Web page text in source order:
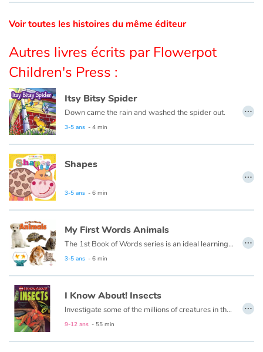
Catalogue anglais
Contraste +
Aide
Accueil
Famille
Écoles
Médiathèques
Vidéos & Tutoriaux
Blog
Actualités
Voir toutes les histoires du même éditeur
Autres livres écrits par Flowerpot
Children's Press :
Itsy Bitsy Spider
Down came the rain and washed the spider out.
3-5 ans - 4 min
…
Shapes
3-5 ans - 6 min
…
My First Words Animals
The 1st Book of Words series is an ideal learning tool for budding young minds. Every page is filled with vivid, close-up photos of familiar people, places and things, illustrating simple word concepts that expand vocabulary skills.
3-5 ans - 6 min
…
I Know About! Insects
Investigate some of the millions of creatures in the species of insects!
9-12 ans - 55 min
…